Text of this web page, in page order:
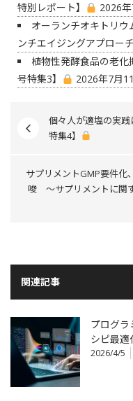
特別レポート】
2026
オーランチオキトリ
ンチエイジングアプローチ
植物性発酵食品の老
号特集3】
2026年7月
個々人が適塩の実
特集4】
サプリメントGMP要件化
唆 ～サプリメントに関
関連記事
プログラ
シピ最
2026/4/5